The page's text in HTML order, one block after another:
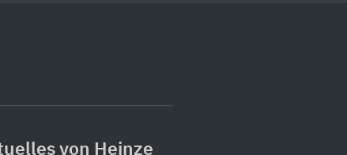
von Heinze